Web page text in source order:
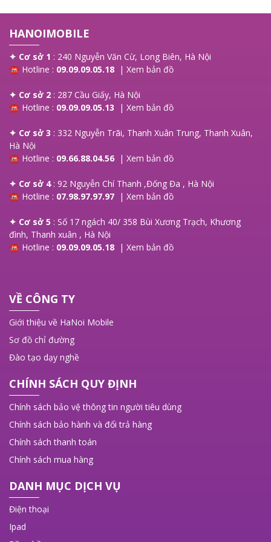
Kết Nối Mạnh Mẽ
Với chuẩn Wi-Fi 6E và kết nối 5G tích hợp, iPad Air 6 đảm bảo
tốc độ mạng luôn ổn định, nhanh chóng và an toàn – dù bạn
đang ở văn phòng, quán cà phê hay trên đường đi công tác.
Không còn lo lắng về tình trạng giật lag khi họp video, học trực
Bên cạnh đó, cổng Thunderbolt 3 cho phép người dùng dễ dàng
kết nối với các phụ kiện cao cấp như màn hình 4K, ổ cứng
iPadOS 18
HANOIMOBILE
✦ Cơ sở 1 : 240 Nguyễn Văn Cừ, Long Biên, Hà Nội
☎ Hotline : 09.09.09.05.18 | Xem bản đồ
✦ Cơ sở 2 : 287 Cầu Giấy, Hà Nội
☎ Hotline : 09.09.09.05.13 | Xem bản đồ
✦ Cơ sở 3 : 332 Nguyễn Trãi, Thanh Xuân Trung, Thanh Xuân,
Hà Nội
☎ Hotline : 09.66.88.04.56 | Xem bản đồ
✦ Cơ sở 4: 92 Nguyễn Chí Thanh ,Đống Đa , Hà Nội
☎ Hotline : 07.98.97.97.97 | Xem bản đồ
✦ Cơ sở 5 : Số 17 ngách 40/ 358 Bùi Xương Trạch, Khương
đình, Thanh xuân , Hà Nội
☎ Hotline : 09.09.09.05.18 | Xem bản đồ
VỀ CÔNG TY
Giới thiệu về HaNoi Mobile
Sơ đồ chỉ đường
Đào tạo dạy nghề
CHÍNH SÁCH QUY ĐỊNH
Chính sách bảo vệ thông tin người tiêu dùng
Chính sách bảo hành và đổi trả hàng
Chính sách thanh toán
Chính sách mua hàng
DANH MỤC DỊCH VỤ
Điện thoại
Ipad